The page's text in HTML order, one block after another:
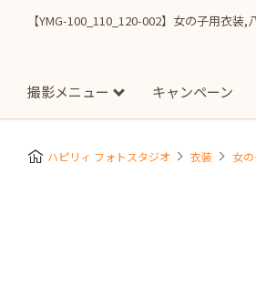
【YMG-100_110_120-002】女の子用衣
撮影メニュー
スタジオ撮影
成人式フ
キャンペーン
Clothes
七五三着物(男の
フォーマル
Store
More ハピリィ フォトスタジオ 衣装 女